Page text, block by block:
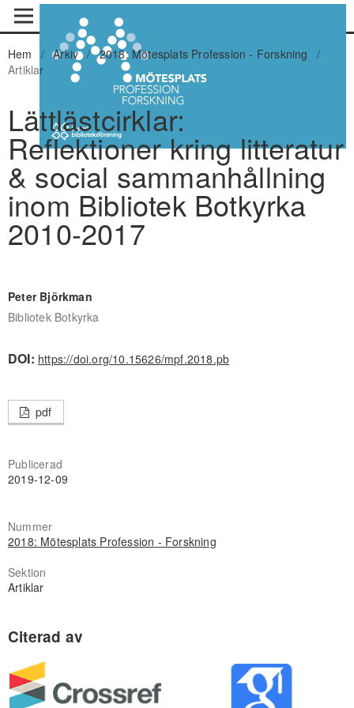
Hem / Arkiv / 2018: Mötesplats Profession - Forskning
/
Artiklar
Lättlästcirklar:
Reflektioner kring litteratur
& social sammanhållning
inom Bibliotek Botkyrka
2010-2017
Peter Björkman
Bibliotek Botkyrka
DOI: https://doi.org/10.15626/mpf.2018.pb
pdf
Publicerad
2019-12-09
Nummer
2018: Mötesplats Profession - Forskning
Sektion
Artiklar